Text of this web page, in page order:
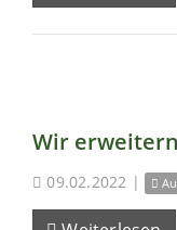
Wir
09.02.2022 |